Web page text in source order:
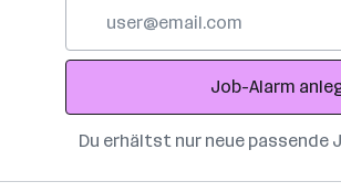
Adresse
Job-Alarm
Du erhältst nur neue passende